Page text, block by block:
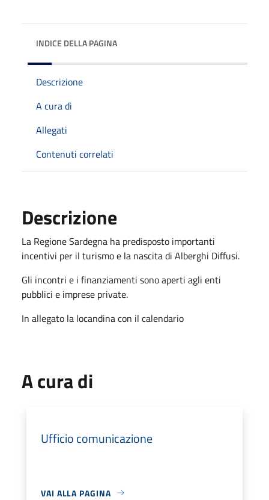
INDICE DELLA PAGINA
Descrizione
A cura di
Allegati
Contenuti correlati
Descrizione
La Regione Sardegna ha predisposto importanti
incentivi per il turismo e la nascita di Alberghi Diffusi.
Gli incontri e i finanziamenti sono aperti agli enti
pubblici e imprese private.
In allegato la locandina con il calendario
A cura di
Ufficio comunicazione
VAI ALLA PAGINA